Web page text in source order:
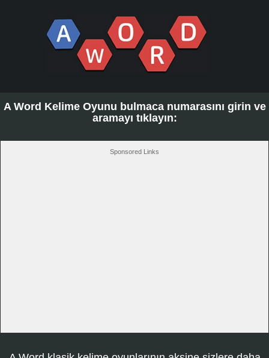
A Word Kelime Oyunu bulmaca numarasını girin ve
aramayı tıklayın:
Sponsored Links